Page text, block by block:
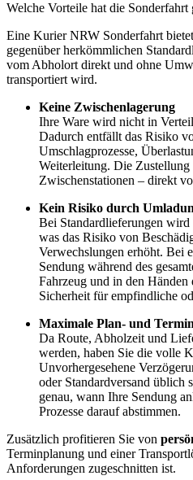
Welche Vorteile hat die Sonderfahrt
Eine Kurier NRW Sonderfahrt
gegenüber herkömmlichen
vom Abholort direkt und ohne
transportiert wird.
Keine Zwischenlagerung
Ihre Ware wird nicht in
Dadurch entfällt das Risiko
Umschlagprozesse,
Weiterleitung. Die
Zwischenstationen – direkt
Kein Risiko durch
Bei Standardlieferungen
was das Risiko von
Verwechslungen erhöht. Bei
Sendung während des
Fahrzeug und in den Händen
Sicherheit für empfindliche
Maximale Plan- und
Da Route, Abholzeit und
werden, haben Sie die volle
Unvorhergesehene
oder Standardversand üblich
genau, wann Ihre Sendung
Prozesse darauf abstimmen.
Zusätzlich profitieren Sie von
Terminplanung und einer
Anforderungen zugeschnitten ist.